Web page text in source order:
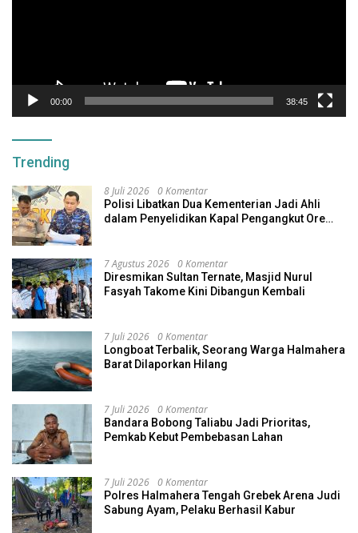
00:00 38:45
Trending
8 Juli 2026 0 Komentar
Polisi Libatkan Dua Kementerian Jadi Ahli
dalam Penyelidikan Kapal Pengangkut Ore
7 Agustus 2026 0 Komentar
Diresmikan Sultan Ternate, Masjid Nurul
Fasyah Takome Kini Dibangun Kembali
7 Juli 2026 0 Komentar
Longboat Terbalik, Seorang Warga Halmahera
Barat Dilaporkan Hilang
7 Juli 2026 0 Komentar
Bandara Bobong Taliabu Jadi Prioritas,
Pemkab Kebut Pembebasan Lahan
7 Juli 2026 0 Komentar
Polres Halmahera Tengah Grebek Arena Judi
Sabung Ayam, Pelaku Berhasil Kabur